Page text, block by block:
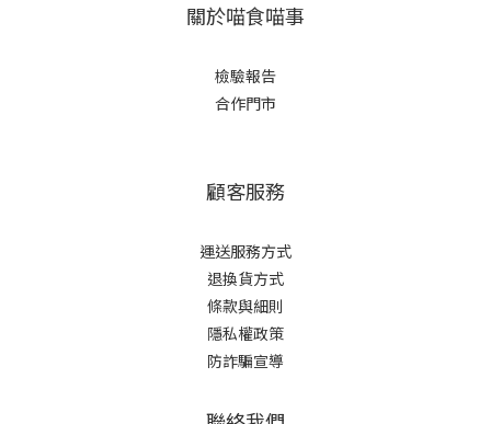
關於喵食喵事
檢驗報告
合作門市
顧客服務
運送服務方式
退換貨方式
條款與細則
隱私權政策
防詐騙宣導